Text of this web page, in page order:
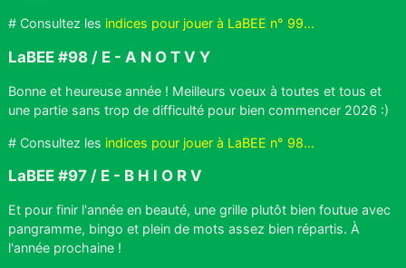
# Consultez les indices pour jouer à LaBEE n° 99...
LaBEE #98 / E - A N O T V Y
Bonne et heureuse année ! Meilleurs voeux à toutes et tous et
une partie sans trop de difficulté pour bien commencer 2026 :)
# Consultez les indices pour jouer à LaBEE n° 98...
LaBEE #97 / E - B H I O R V
Et pour finir l'année en beauté, une grille plutôt bien foutue avec
pangramme, bingo et plein de mots assez bien répartis. À
l'année prochaine !